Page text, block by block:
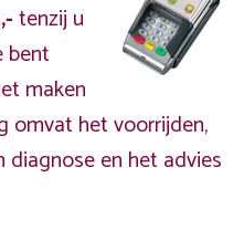
tenzij u
bent
maken
omvat het voorrijden,
diagnose en het advies